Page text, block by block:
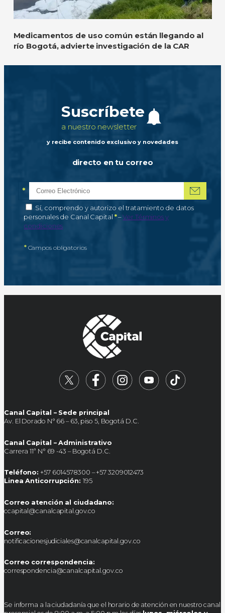
Medicamentos de uso común están llegando al
río Bogotá, advierte investigación de la CAR
Suscríbete
a nuestro newsletter
y recibe contenido exclusivo y novedades
directo en tu correo
Correo electrónico
*Campo obligatorio
Autorización de tratamiento de datos personales
Sí, comprendo y autorizo el tratamiento de datos
personales de Canal Capital *–Campo obligatorio
Ver Términos y
condiciones
*Campos obligatorios
Canal Capital – Sede principal
Av. El Dorado N° 66 – 63, piso 5, Bogotá D.C.
Canal Capital – Administrativo
Carrera 11ª N° 69 -43 – Bogotá D.C.
Teléfono: +57 6014578300 – +57 3209012473
Linea Anticorrupción: 195
Correo atención al ciudadano:
ccapital@canalcapital.gov.co
Correo:
notificacionesjudiciales@canalcapital.gov.co
Correo correspondencia:
correspondencia@canalcapital.gov.co
Se informa a la ciudadanía que el horario de atención en nuestro canal